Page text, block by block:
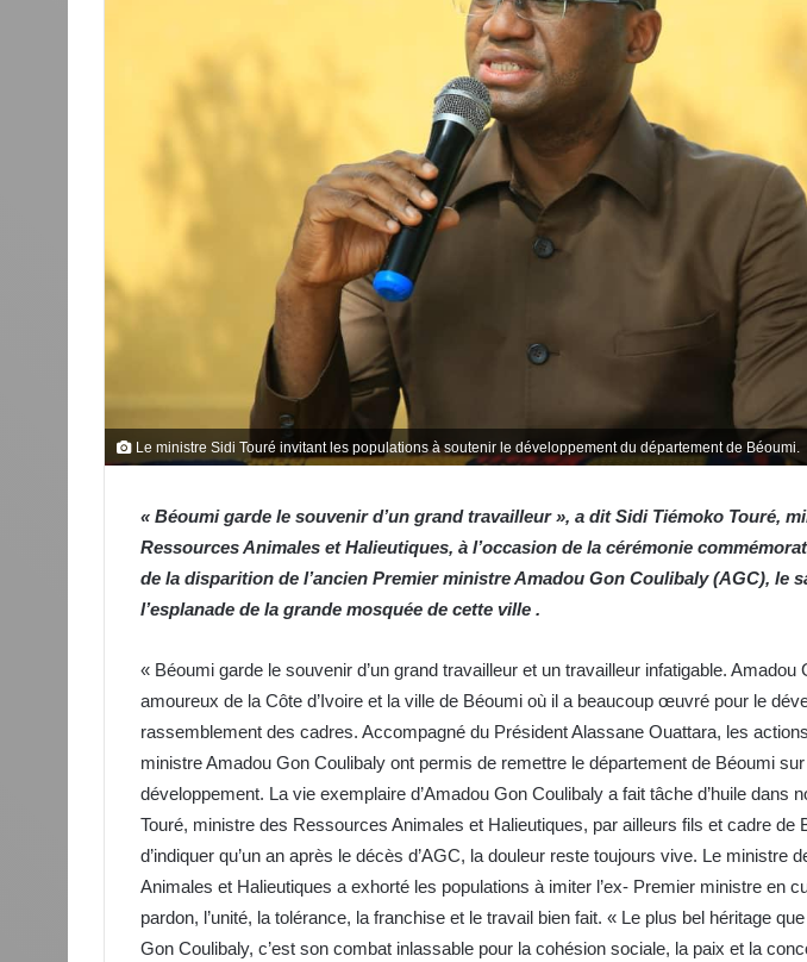
Le ministre Sidi Touré invitant les populations à soutenir le développement du département de Béoumi.
« Béoumi garde le souvenir d’un grand travailleur », a dit Sidi Tiémoko Touré,
Ressources Animales et Halieutiques, à l’occasion de la cérémonie
de la disparition de l’ancien Premier ministre Amadou Gon Coulibaly (AGC), le
l’esplanade de la grande mosquée de cette ville .
« Béoumi garde le souvenir d’un grand travailleur et un travailleur infatigable. Amadou
amoureux de la Côte d’Ivoire et la ville de Béoumi où il a beaucoup œuvré pour le
rassemblement des cadres. Accompagné du Président Alassane Ouattara, les
ministre Amadou Gon Coulibaly ont permis de remettre le département de Béoumi
développement. La vie exemplaire d’Amadou Gon Coulibaly a fait tâche d’huile dans
Touré, ministre des Ressources Animales et Halieutiques, par ailleurs fils et cadre de
d’indiquer qu’un an après le décès d’AGC, la douleur reste toujours vive. Le ministre
Animales et Halieutiques a exhorté les populations à imiter l’ex- Premier ministre en
pardon, l’unité, la tolérance, la franchise et le travail bien fait. « Le plus bel héritage
Gon Coulibaly, c’est son combat inlassable pour la cohésion sociale, la paix et la